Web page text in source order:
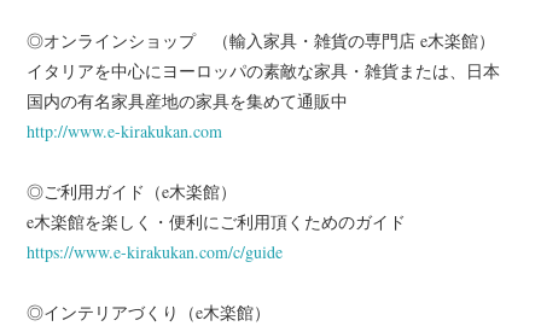
◎オンラインショップ （輸入家具・雑貨の専門店 e木楽館）
イタリアを中心にヨーロッパの素敵な家具・雑貨または、日本
国内の有名家具産地の家具を集めて通販中
http://www.e-kirakukan.com
◎ご利用ガイド（e木楽館）
e木楽館を楽しく・便利にご利用頂くためのガイド
https://www.e-kirakukan.com/c/guide
◎インテリアづくり（e木楽館）